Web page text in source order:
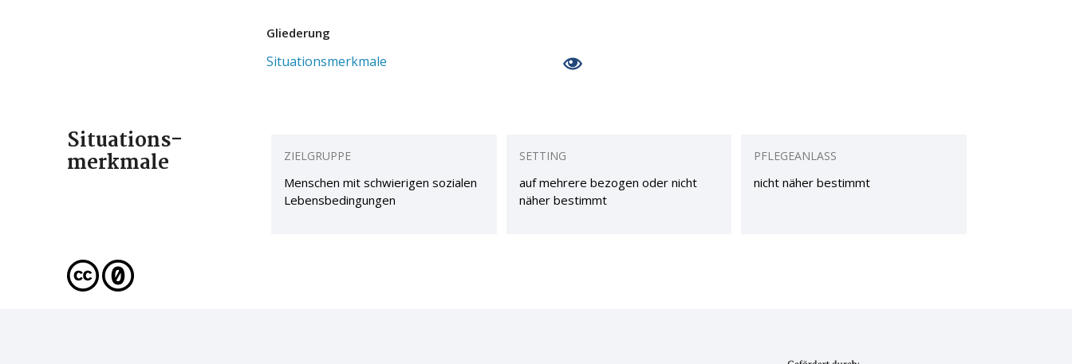
Gliederung
Situationsmerkmale
Situations-
merkmale ZIELGRUPPE
Menschen mit schwierigen sozialen
Lebensbedingungen
SETTING
auf mehrere bezogen oder nicht
näher bestimmt
PFLEGEANLASS
nicht näher bestimmt